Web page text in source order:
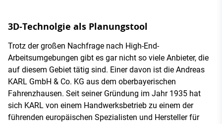
3D-Technolgie als Planungstool
Trotz der großen Nachfrage nach High-End-
Arbeitsumgebungen gibt es gar nicht so viele Anbieter, die
auf diesem Gebiet tätig sind. Einer davon ist die Andreas
KARL GmbH & Co. KG aus dem oberbayerischen
Fahrenzhausen. Seit seiner Gründung im Jahr 1935 hat
sich KARL von einem Handwerksbetrieb zu einem der
führenden europäischen Spezialisten und Hersteller für